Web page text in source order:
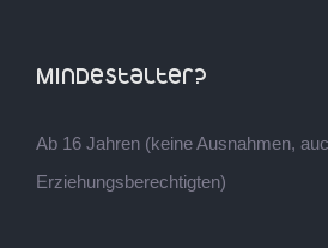
Mindestalter?
Ab 16 Jahren (keine Ausnahmen,
Erziehungsberechtigten)